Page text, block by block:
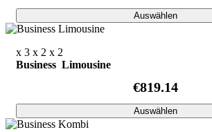
Auswählen
x 3 x 2 x 2
Business Limousine
€819.14
Auswählen